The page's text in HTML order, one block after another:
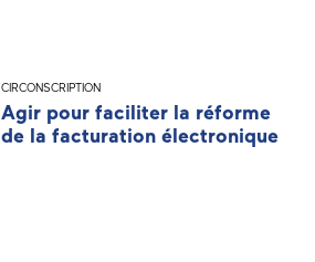
CIRCONSCRIPTION
Agir pour faciliter la réforme
de la facturation électronique